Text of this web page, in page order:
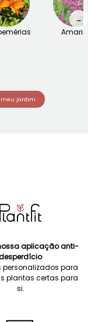
→
meu jardim
aplicação anti-
personalizados para
plantas certas para
si.